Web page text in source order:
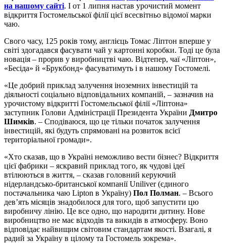
на нашому сайті. І от 1 липня настав урочистий момент
відкриття Гостомельської філії цієї всесвітньо відомої марки
чаю.
Свого часу, 125 років тому, англієць Томас Ліптон вперше у
світі здогадався фасувати чай у картонні коробки. Тоді це була
новація – прорив у виробництві чаю. Відтепер, чаї «Ліптон»,
«Бесіда» й «Брукбонд» фасуватимуть і в нашому Гостомелі.
«Це добрий приклад залучення іноземних інвестицій та
діяльності соціально відповідальних компаній, – зазначив на
урочистому відкритті Гостомельської філії «Ліптона»
заступник Голови Адміністрації Президента України Дмитро
Шимків. – Сподіваюся, що це тільки початок залучення
інвестицій, які будуть спрямовані на розвиток всієї
територіальної громади».
«Хто сказав, що в Україні неможливо вести бізнес? Відкриття
цієї фабрики – яскравий приклад того, як чудові ідеї
втілюються в життя, – сказав головний керуючий
нідерландсько-британської компанії Uniliver (єдиного
постачальника чаю Lipton в Україну) Пол Полман. – Всього
дев’ять місяців знадобилося для того, щоб запустити цю
виробничу лінію. Це все одно, що народити дитину. Нове
виробництво не має відходів та викидів в атмосферу. Воно
відповідає найвищим світовим стандартам якості. Взагалі, я
радий за Україну в цілому та Гостомель зокрема».